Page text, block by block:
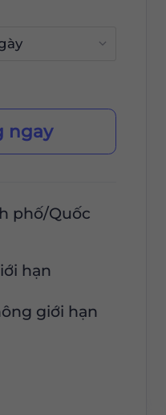
ngay
phố/Quốc
hạn
giới hạn